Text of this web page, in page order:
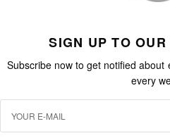
SIGN UP TO
Subscribe now to get notified
every